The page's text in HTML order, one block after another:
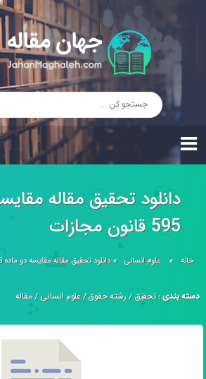
دانلود تحقیق مقاله
595 قانون مجازات
خانه » علوم انسانی »دانلود تحقیق مقاله مقايسه دو ماده 595 قانون مجازات
دسته بندی :تحقیق/رشته حقوق/علوم انسانی/مقاله